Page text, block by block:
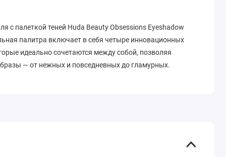
с палеткой теней Huda Beauty Obsessions Eyeshadow
палитра включает в себя четыре инновационных
идеально сочетаются между собой, позволяя
— от нежных и повседневных до гламурных.